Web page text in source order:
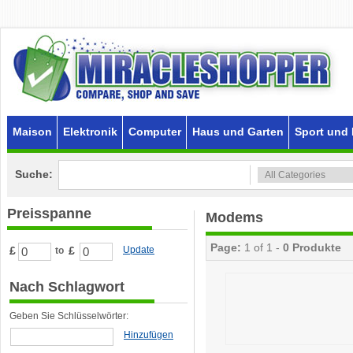
Maison Elektronik Computer Haus und Garten Sport und
Suche:
Preisspanne
£ to £ Update
Nach Schlagwort
Geben Sie Schlüsselwörter:
Hinzufügen
Modems
Page: 1 of 1 - 0 Produkte